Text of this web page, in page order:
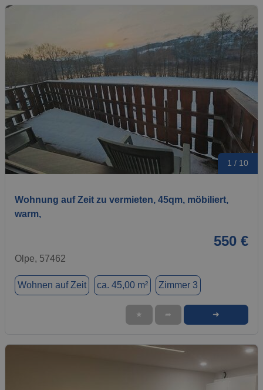
1 / 10
Wohnung auf Zeit zu vermieten, 45qm, möbiliert,
warm,
550 €
Olpe, 57462
Wohnen auf Zeit ca. 45,00 m² Zimmer 3
★ ➦ ➜